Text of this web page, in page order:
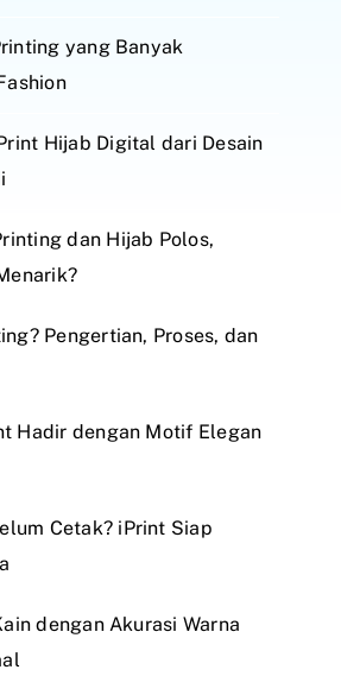
yang Banyak
Hijab Digital dari Desain
dan Hijab Polos,
Pengertian, Proses, dan
Hadir dengan Motif Elegan
Cetak? iPrint Siap
dengan Akurasi Warna